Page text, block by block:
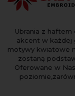
Ubrania z
akcent w każdej
motywy kwiatowe
zostaną
Oferowane w